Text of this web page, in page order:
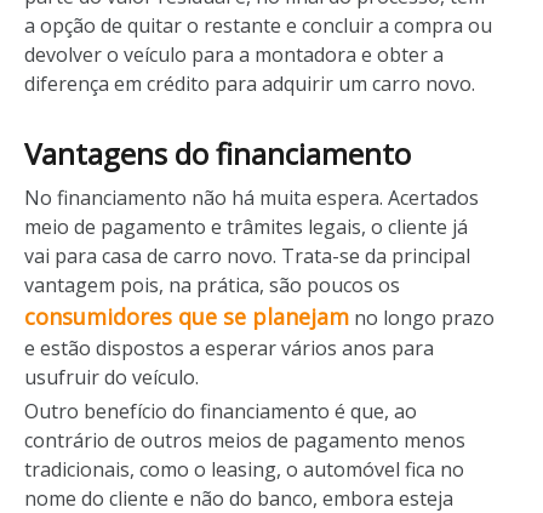
a opção de quitar o restante e concluir a compra ou
devolver o veículo para a montadora e obter a
diferença em crédito para adquirir um carro novo.
Vantagens do financiamento
No financiamento não há muita espera. Acertados
meio de pagamento e trâmites legais, o cliente já
vai para casa de carro novo. Trata-se da principal
vantagem pois, na prática, são poucos os
consumidores que se planejam no longo prazo
e estão dispostos a esperar vários anos para
usufruir do veículo.
Outro benefício do financiamento é que, ao
contrário de outros meios de pagamento menos
tradicionais, como o leasing, o automóvel fica no
nome do cliente e não do banco, embora esteja